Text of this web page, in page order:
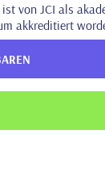
von JCI als
akkreditiert